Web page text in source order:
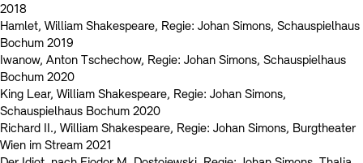
2018
Hamlet, William Shakespeare, Regie: Johan Simons, Schauspielhaus
Bochum 2019
Iwanow, Anton Tschechow, Regie: Johan Simons, Schauspielhaus
Bochum 2020
King Lear, William Shakespeare, Regie: Johan Simons,
Schauspielhaus Bochum 2020
Richard II., William Shakespeare, Regie: Johan Simons, Burgtheater
Wien im Stream 2021